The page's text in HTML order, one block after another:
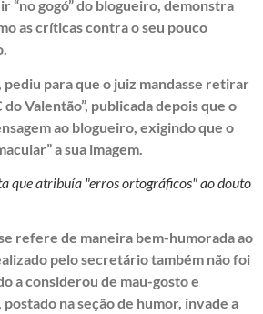
“no gogó” do blogueiro, demonstra
as críticas contra o seu pouco
para que o juiz mandasse retirar
Valentão”, publicada depois que o
ao blogueiro, exigindo que o
a sua imagem.
que atribuía "erros ortográficos" ao douto
refere de maneira bem-humorada ao
pelo secretário também não foi
a considerou de mau-gosto e
na seção de humor, invade a